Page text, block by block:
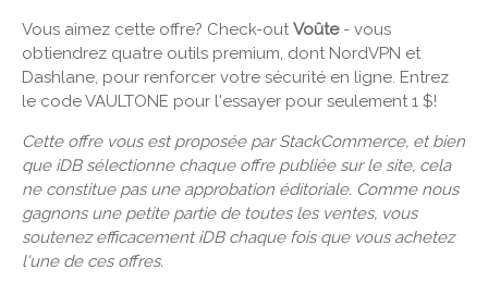
Vous aimez cette offre? Check-out Voûte- vous
obtiendrez quatre outils premium, dont NordVPN et
Dashlane, pour renforcer votre sécurité en ligne. Entrez
le code VAULTONE pour l'essayer pour seulement 1 $!
Cette offre vous est proposée par StackCommerce, et bien
que iDB sélectionne chaque offre publiée sur le site, cela
ne constitue pas une approbation éditoriale. Comme nous
gagnons une petite partie de toutes les ventes, vous
soutenez efficacement iDB chaque fois que vous achetez
l'une de ces offres.